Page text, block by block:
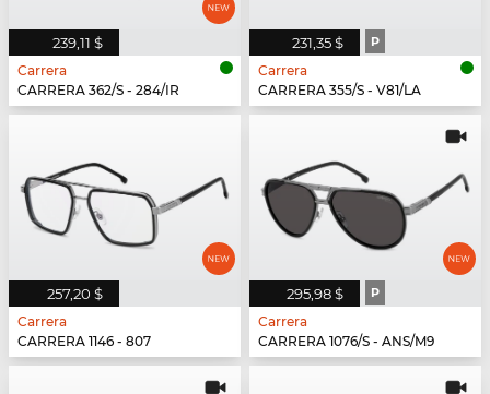
239,11 $
Carrera
CARRERA 362/S - 284/IR
231,35 $ P
Carrera
CARRERA 355/S - V81/LA
257,20 $
Carrera
CARRERA 1146 - 807
295,98 $ P
Carrera
CARRERA 1076/S - ANS/M9